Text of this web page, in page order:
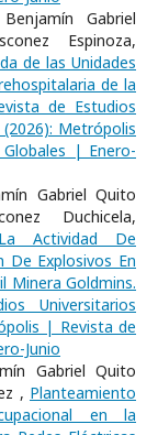
Gabriel
Espinoza,
de las Unidades
de la
de Estudios
(2026): Metrópolis
| Enero-
Gabriel Quito
Duchicela,
Actividad De
De Explosivos En
Minera Goldmins.
Universitarios
| Revista de
Junio
Gabriel Quito
, Planteamiento
en la